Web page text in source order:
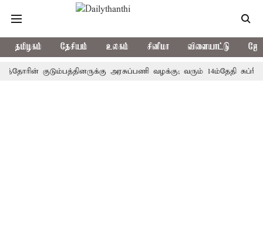
தமிழகம் தேசியம் உலகம் சினிமா விளையாட்டு
குடும்பத்தினருக்கு அரசுப்பணி வழக்கு; வரும் 14ம்தேதி